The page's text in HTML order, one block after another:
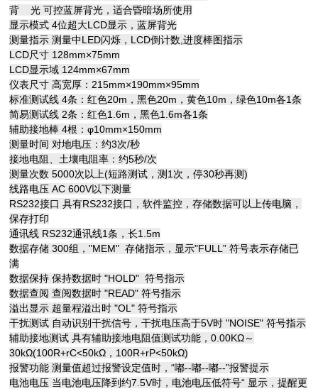
背 光 可控蓝屏背光，适合昏暗场所使用
显示模式 4位超大LCD显示，蓝屏背光
测量指示 测量中LED闪烁，LCD倒计数,进度棒图指示
LCD尺寸 128mm×75mm
LCD显示域 124mm×67mm
仪表尺寸 高宽厚：215mm×190mm×95mm
标准测试线 4条：红色20m，黑色20m，黄色10m，绿色10m各1条
简易测试线 2条：红色1.6m，黑色1.6m各1条
辅助接地棒 4根：φ10mm×150mm
测量时间 对地电压：约3次/秒
接地电阻、土壤电阻率：约5秒/次
测量次数 5000次以上(短路测试，测1次，停30秒再测)
线路电压 AC 600V以下测量
RS232接口 具有RS232接口，软件监控，存储数据可以上传电脑，
保存打印
通讯线 RS232通讯线1条，长1.5m
数据存储 300组，"MEM" 存储指示，显示"FULL” 符号表示存储已
满
数据保持 保持数据时 "HOLD" 符号指示
数据查阅 查阅数据时 "READ" 符号指示
溢出显示 超量程溢出时 "OL" 符号指示
干扰测试 自动识别干扰信号，干扰电压高于5V时 "NOISE" 符号指示
辅助接地测试 具有辅助接地电阻值测试功能，0.00KΩ～
30kΩ(100R+rC<50kΩ，100R+rP<50kΩ)
报警功能 测量值超过报警设定值时，“嘟--嘟--嘟--”报警提示
电池电压 当电池电压降到约7.5V时，电池电压低符号“ 显示，提醒更